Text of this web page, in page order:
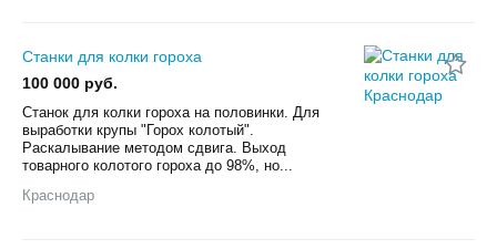
Станки для колки гороха
100 000 руб.
Станок для колки гороха на половинки. Для
выработки крупы "Горох колотый".
Раскалывание методом сдвига. Выход
товарного колотого гороха до 98%, но...
Краснодар